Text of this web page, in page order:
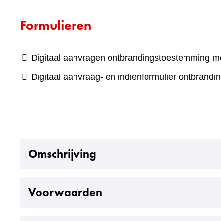
Formulieren
Digitaal aanvragen ontbrandingstoestemming
Digitaal aanvraag- en indienformulier
Omschrijving
Uitklappen
Voorwaarden
Uitklappen